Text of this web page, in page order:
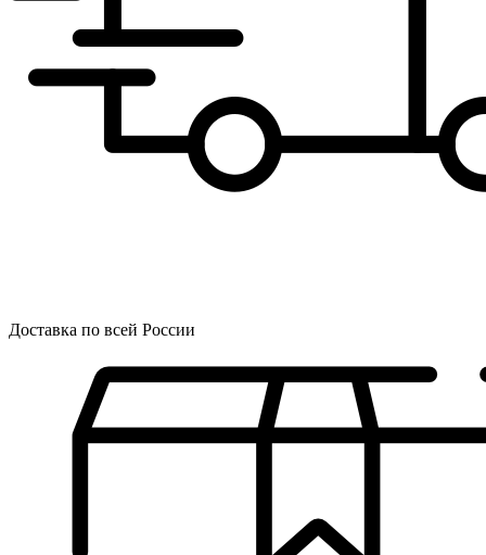
Доставка по всей России